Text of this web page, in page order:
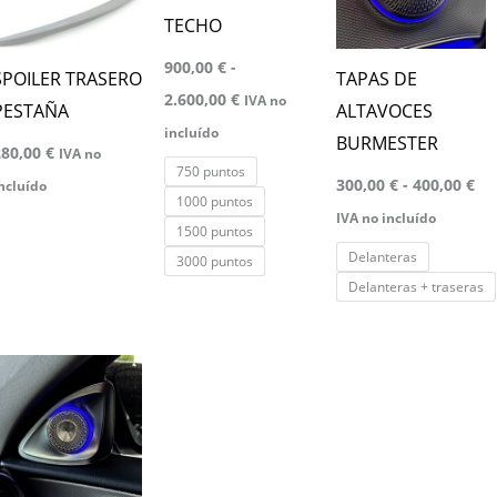
TRASERO
€ IVA no
TECHO
900,00 € -
2.600,00 €
hasta
IVA no
incluído
750 puntos
1000 puntos
1500 puntos
3000 puntos
Las
opciones
se
pueden
elegir
en
la
TAPAS DE
ALTAVOCES
BURMESTER
300,00€ - 400,00€
IVA no incluído
Delanteras
Delanteras + traseras
múltiples
variantes.
Las
opciones
se
la
página
Rango
de
desde
300,00 €
hasta
400,00 €
Este
tiene